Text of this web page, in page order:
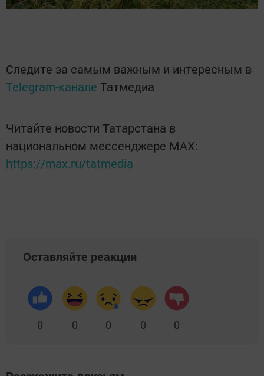
Следите за самым важным и интересным в
Telegram-канале Татмедиа
Читайте новости Татарстана в
национальном мессенджере MАХ:
https://max.ru/tatmedia
Оставляйте реакции
0 0 0 0 0